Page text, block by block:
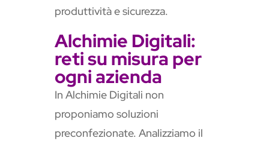
produttività e sicurezza.
Alchimie Digitali:
reti su misura per
ogni azienda
In Alchimie Digitali non
proponiamo soluzioni
preconfezionate. Analizziamo il